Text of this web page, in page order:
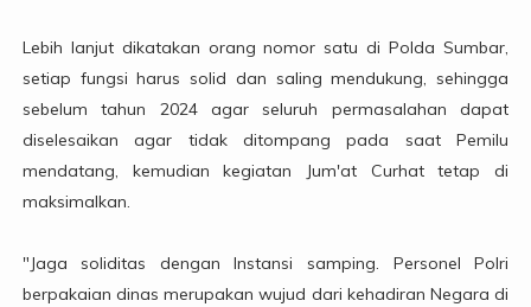
Lebih lanjut dikatakan orang nomor satu di Polda Sumbar,
setiap fungsi harus solid dan saling mendukung, sehingga
sebelum tahun 2024 agar seluruh permasalahan dapat
diselesaikan agar tidak ditompang pada saat Pemilu
mendatang, kemudian kegiatan Jum'at Curhat tetap di
maksimalkan.
"Jaga soliditas dengan Instansi samping. Personel Polri
berpakaian dinas merupakan wujud dari kehadiran Negara di